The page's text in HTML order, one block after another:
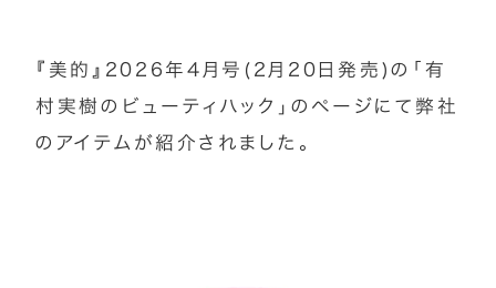
『美的』2026年4月号(2月20日発売)の「有
村実樹のビューティハック」のページにて弊社
のアイテムが紹介されました。